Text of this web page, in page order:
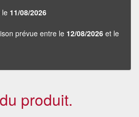
le 11/08/2026
prévue entre le 12/08/2026 et le
produit.